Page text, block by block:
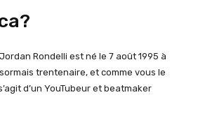
Rondelli est né le 7 août 1995 à
trentenaire, et comme vous le
d’un YouTubeur et beatmaker